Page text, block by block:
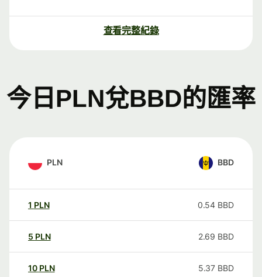
查看完整紀錄
今日PLN兌BBD的匯率
PLN BBD
1 PLN 0.54 BBD
5 PLN 2.69 BBD
10 PLN 5.37 BBD